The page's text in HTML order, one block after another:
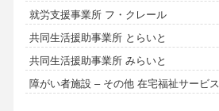
就労支援事業所 フ・クレール
共同生活援助事業所 とらいと
共同生活援助事業所 みらいと
障がい者施設 – その他 在宅福祉サービス